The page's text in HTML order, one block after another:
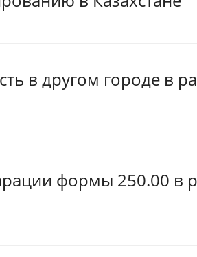
в другом городе в
формы 250.00 в